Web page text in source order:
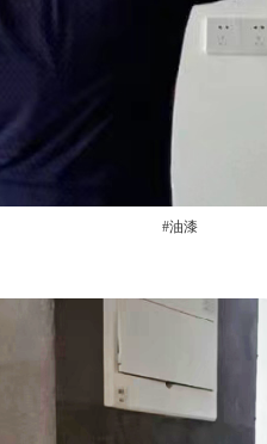
#油漆